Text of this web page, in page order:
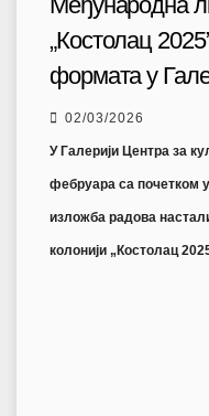
„Костолац
02/03/2026
У Галерији Центра за
фебруара са почетком
изложба радова
колонији „Костолац